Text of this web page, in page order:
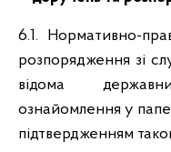
6.1. Нормативно-
розпорядження зі
відома
ознайомлення у
підтвердженням